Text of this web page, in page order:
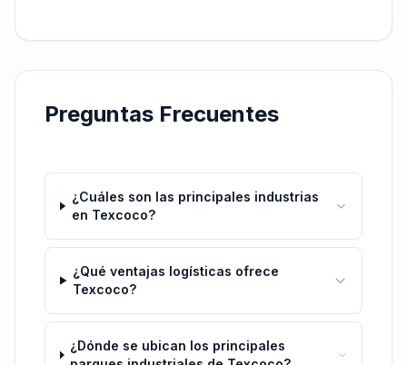
Preguntas Frecuentes
¿Cuáles son las principales industrias
en Texcoco?
¿Qué ventajas logísticas ofrece
Texcoco?
¿Dónde se ubican los principales